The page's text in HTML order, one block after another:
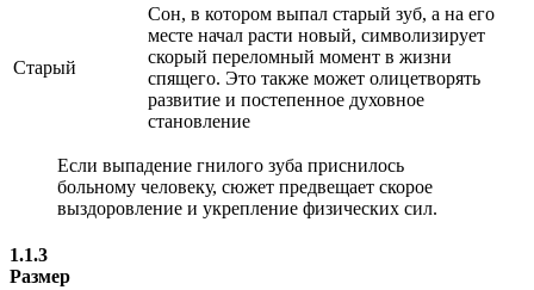
Старый
Сон, в котором выпал старый зуб, а на его
месте начал расти новый, символизирует
скорый переломный момент в жизни
спящего. Это также может олицетворять
развитие и постепенное духовное
становление
Если выпадение гнилого зуба приснилось
больному человеку, сюжет предвещает скорое
выздоровление и укрепление физических сил.
1.1.3
Размер